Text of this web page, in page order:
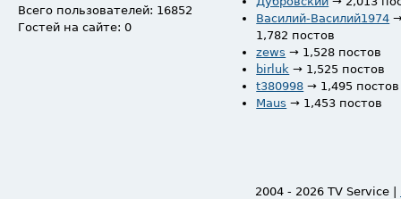
Всего пользователей: 16852
Гостей на сайте: 0
Василий-Василий1974
1,782 постов
zews → 1,528 постов
birluk → 1,525 постов
t380998 → 1,495 постов
Maus → 1,453 постов
2004 - 2026 TV Service |